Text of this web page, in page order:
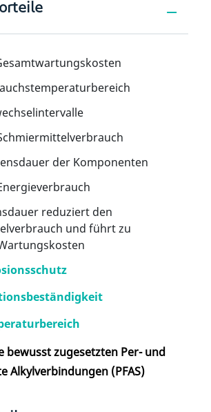
der Komponenten
reduziert den
und führt zu
bewusst zugesetzten Per- und
Alkylverbindungen (PFAS)